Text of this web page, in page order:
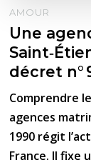
AMOUR
Une
décret n°
Comprendre
agences
1990 régit
France. Il fixe